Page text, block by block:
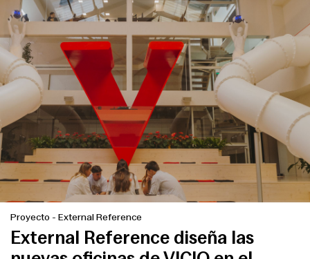
English Español Italiano Català
Proyecto - External Reference
External Reference diseña las